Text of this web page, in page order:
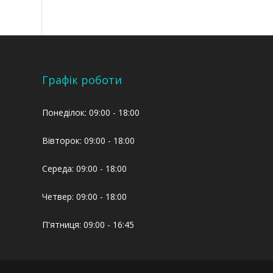
Графік роботи
Понеділок: 09:00 - 18:00
Вівторок: 09:00 - 18:00
Середа: 09:00 - 18:00
Четвер: 09:00 - 18:00
П'ятниця: 09:00 - 16:45